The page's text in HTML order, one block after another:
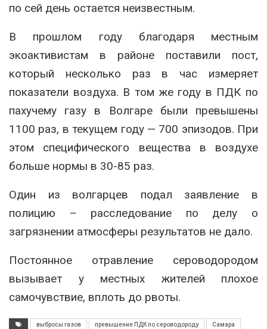
по сей день остается неизвестным.
В прошлом году благодаря местным
экоактивистам в районе поставили пост,
который несколько раз в час измеряет
показатели воздуха. В том же году в ПДК по
пахучему газу в Волгаре были превышены
1100 раз, в текущем году — 700 эпизодов. При
этом специфического вещества в воздухе
больше нормы в 30-85 раз.
Один из волгарцев подал заявление в
полицию – расследование по делу о
загрязнении атмосферы результатов не дало.
Постоянное отравление сероводородом
вызывает у местных жителей плохое
самочувствие, вплоть до рвоты.
выбросы газов превышение ПДК по сероводороду Самара